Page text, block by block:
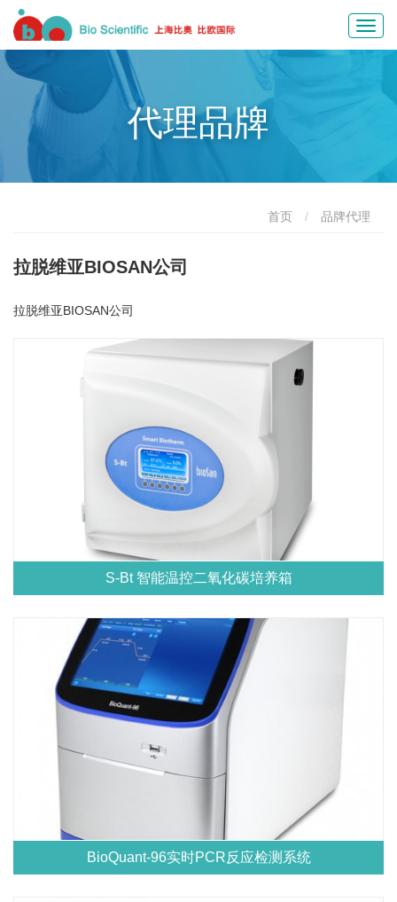
代理品牌
首页 品牌代理
拉脱维亚BIOSAN公司
拉脱维亚BIOSAN公司
S-Bt 智能温控二氧化碳培养箱
BioQuant-96实时PCR反应检测系统